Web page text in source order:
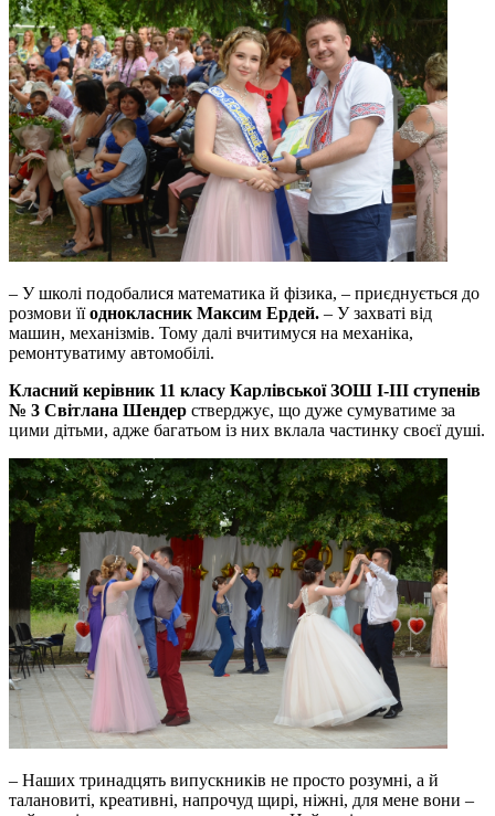
– У школі подобалися математика й фізика, – приєднується до
розмови їїоднокласник Максим Ердей. – У захваті від
машин, механізмів. Тому далі вчитимуся на механіка,
ремонтуватиму автомобілі.
Класний керівник 11 класу Карлівської ЗОШ І-ІІІ ступенів
№ 3 Світлана Шендер стверджує, що дуже сумуватиме за
цими дітьми, адже багатьом із них вклала частинку своєї душі.
– Наших тринадцять випускників не просто розумні, а й
талановиті, креативні, напрочуд щирі, ніжні, для мене вони –